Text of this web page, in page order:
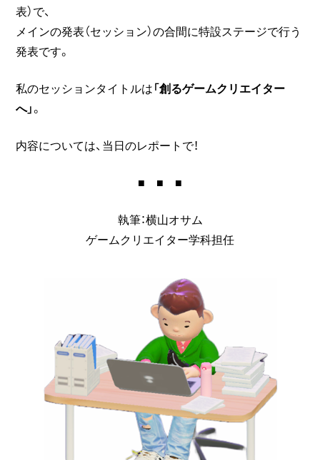
表）で、
メインの発表（セッション）の合間に特設ステージで行う
発表です。
私のセッションタイトルは「創るゲームクリエイター
へ」。
内容については、当日のレポートで！
■ ■ ■
執筆：横山オサム
ゲームクリエイター学科担任